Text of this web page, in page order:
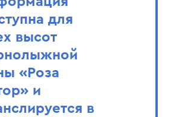
для
высот
«Роза
и
в